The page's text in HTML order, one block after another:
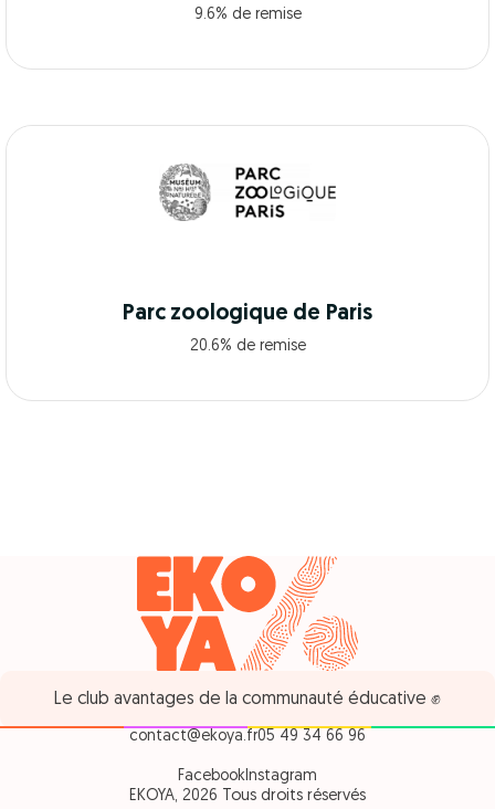
9.6% de remise
Parc zoologique de Paris
20.6% de remise
Le club avantages de la communauté éducative ✊
contact@ekoya.fr05 49 34 66 96
Facebook Instagram
EKOYA, 2026 Tous droits réservés